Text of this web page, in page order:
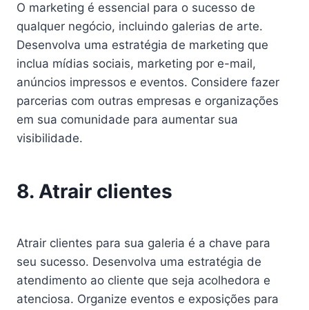
O marketing é essencial para o sucesso de
qualquer negócio, incluindo galerias de arte.
Desenvolva uma estratégia de marketing que
inclua mídias sociais, marketing por e-mail,
anúncios impressos e eventos. Considere fazer
parcerias com outras empresas e organizações
em sua comunidade para aumentar sua
visibilidade.
8. Atrair clientes
Atrair clientes para sua galeria é a chave para
seu sucesso. Desenvolva uma estratégia de
atendimento ao cliente que seja acolhedora e
atenciosa. Organize eventos e exposições para